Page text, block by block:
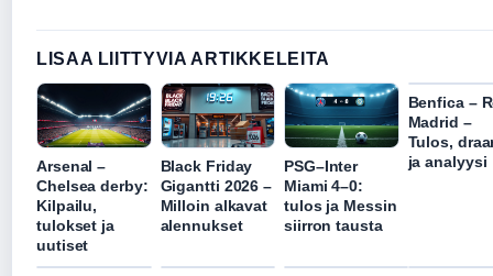
LISAA LIITTYVIA ARTIKKELEITA
Arsenal –
Chelsea derby:
Kilpailu,
tulokset ja
uutiset
Black Friday
Gigantti 2026 –
Milloin alkavat
alennukset
PSG–Inter
Miami 4–0:
tulos ja Messin
siirron tausta
Benfica –
Madrid –
Tulos,
ja analyysi